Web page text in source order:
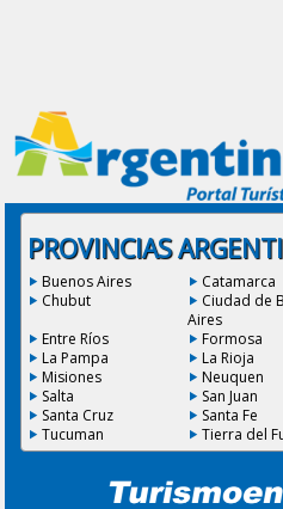
PROVINCIAS
Buenos Aires Catamarca
Chubut
Ciudad de
Aires
Entre Ríos
Formosa
La Pampa
La Rioja
Misiones
Neuquen
Salta
San Juan
Santa Cruz
Santa Fe
Tucuman
Tierra del